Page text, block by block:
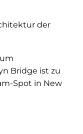
der
Bridge ist zu
Spot in New